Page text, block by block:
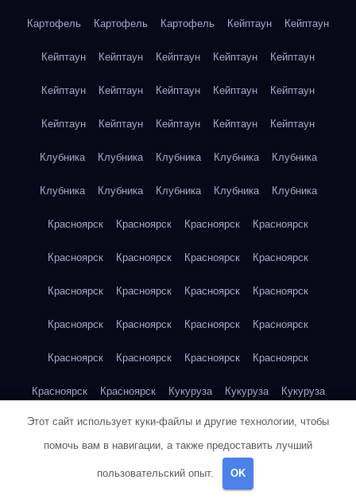
Картофель Картофель Картофель Кейптаун Кейптаун
Кейптаун Кейптаун Кейптаун Кейптаун Кейптаун
Кейптаун Кейптаун Кейптаун Кейптаун Кейптаун
Кейптаун Кейптаун Кейптаун Кейптаун Кейптаун
Клубника Клубника Клубника Клубника Клубника
Клубника Клубника Клубника Клубника Клубника
Красноярск Красноярск Красноярск Красноярск
Красноярск Красноярск Красноярск Красноярск
Красноярск Красноярск Красноярск Красноярск
Красноярск Красноярск Красноярск Красноярск
Красноярск Красноярск Красноярск Красноярск
Красноярск Красноярск Кукуруза Кукуруза Кукуруза
Кукуруза Кукуруза Кукуруза Кукуруза Кукуруза
Кукуруза
Куриная грудка
Этот сайт использует куки-файлы и другие технологии, чтобы
помочь вам в навигации, а также предоставить лучший
пользовательский опыт. OK